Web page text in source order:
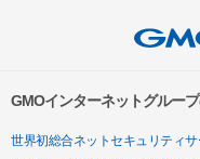
GMOインターネットグルー
世界初総合ネットセキュリティサ